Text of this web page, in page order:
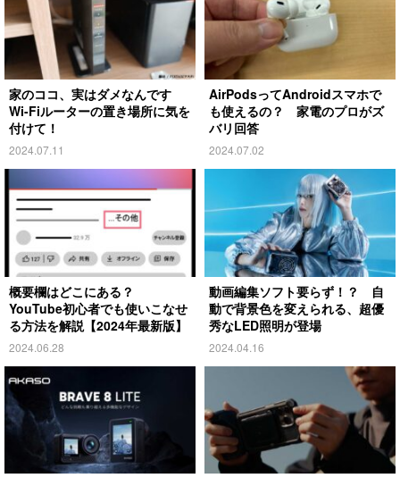
家のココ、実はダメなんです
Wi-Fiルーターの置き場所に気を
付けて！
2024.07.11
AirPodsってAndroidスマホで
も使えるの？ 家電のプロがズ
バリ回答
2024.07.02
概要欄はどこにある？
YouTube初心者でも使いこなせ
る方法を解説【2024年最新版】
2024.06.28
動画編集ソフト要らず！？ 自
動で背景色を変えられる、超優
秀なLED照明が登場
2024.04.16